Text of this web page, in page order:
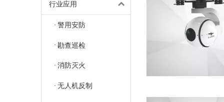
行业应用
警用安防
勘查巡检
消防灭火
无人机反制